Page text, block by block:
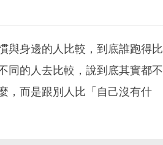
與身邊的人比較，到底誰跑得比
同的人去比較，說到底其實都不
，而是跟別人比「自己沒有什